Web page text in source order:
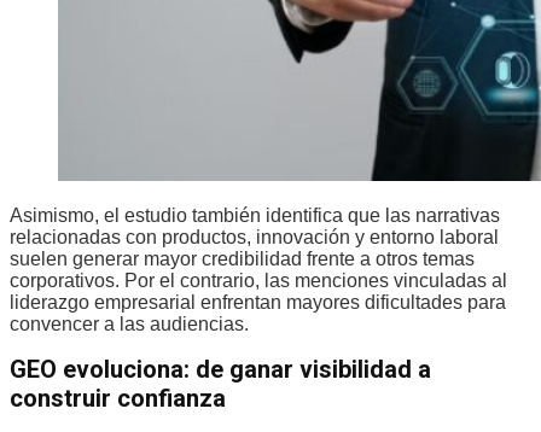
Asimismo, el estudio también identifica que las narrativas
relacionadas con productos, innovación y entorno laboral
suelen generar mayor credibilidad frente a otros temas
corporativos. Por el contrario, las menciones vinculadas al
liderazgo empresarial enfrentan mayores dificultades para
convencer a las audiencias.
GEO evoluciona: de ganar visibilidad a
construir confianza